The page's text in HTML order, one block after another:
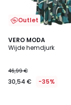
Outlet
VERO MODA
Wijde hemdjurk
46,99 €
30,54 € -35%